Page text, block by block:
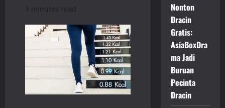
3 minutes read
Nonton
Dracin
Gratis:
AsiaBoxDra
ma Jadi
Buruan
Pecinta
Dracin